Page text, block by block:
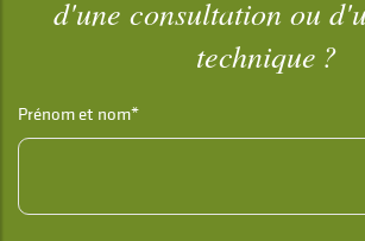
d'une consultation ou
technique ?
Prénom et nom*